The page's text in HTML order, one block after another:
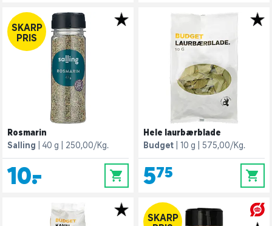
SKARP
PRIS
Rosmarin
Salling
40 g 250,00/Kg.
10,- 0
Hele laurbærblade
Budget
10 g 575,00/Kg.
5,75 0
SKARP